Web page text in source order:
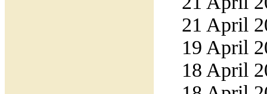
21 April
19 April
18 April